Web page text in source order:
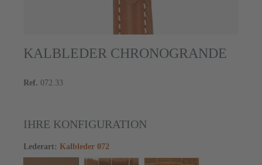
KALBLEDER CHRONOGRANDE
Ref. 072.33
IHRE KONFIGURATION
Lederart: Kalbleder 072